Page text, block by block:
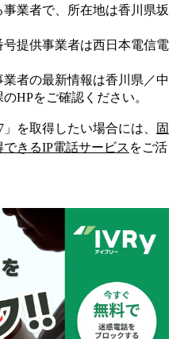
事業者で、所在地は香川県坂
号提供事業者は西日本電信電
者の最新情報は香川県／中
のHPをご確認ください。
」を取得したい場合には、
固
できるIP電話サービス をご活